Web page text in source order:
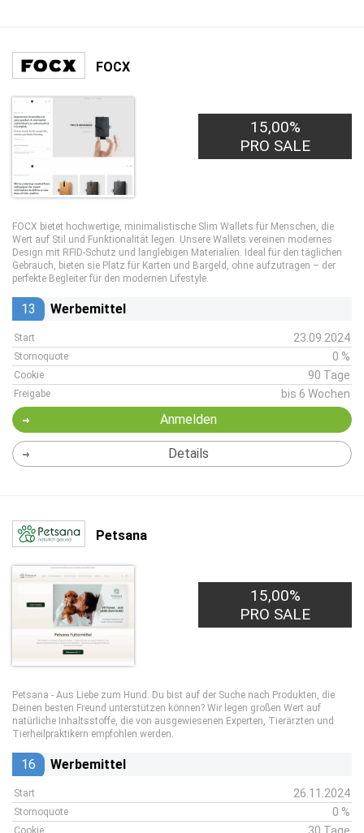
FOCX
15,00%
PRO SALE
FOCX bietet hochwertige, minimalistische Slim Wallets für Menschen, die
Wert auf Stil und Funktionalität legen. Unsere Wallets vereinen modernes
Design mit RFID-Schutz und langlebigen Materialien. Ideal für den täglichen
Gebrauch, bieten sie Platz für Karten und Bargeld, ohne aufzutragen – der
perfekte Begleiter für den modernen Lifestyle.
13 Werbemittel
Start 23.09.2024
Stornoquote 0 %
Cookie 90 Tage
Freigabe bis 6 Wochen
Anmelden
Details
Petsana
15,00%
PRO SALE
Petsana - Aus Liebe zum Hund. Du bist auf der Suche nach Produkten, die
Deinen besten Freund unterstützen können? Wir legen großen Wert auf
natürliche Inhaltsstoffe, die von ausgewiesenen Experten, Tierärzten und
Tierheilpraktikern empfohlen werden.
16 Werbemittel
Start 26.11.2024
Stornoquote 0 %
Cookie